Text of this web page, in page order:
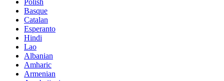
Polish
Basque
Catalan
Esperanto
Hindi
Lao
Albanian
Amharic
Armenian